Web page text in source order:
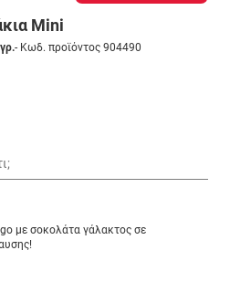
Mini
- Κωδ. προϊόντος 904490
με σοκολάτα γάλακτος σε